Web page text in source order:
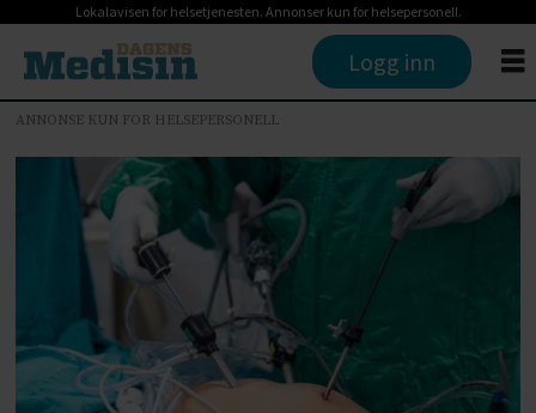
Lokalavisen for helsetjenesten. Annonser kun for helsepersonell.
Logg inn
ANNONSE KUN FOR HELSEPERSONELL